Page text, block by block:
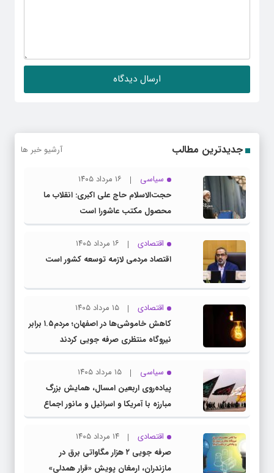
جدیدترین مطالب آرشیو خبر ها
سیاسی
۱۶ مرداد ۱۴۰۵
حجت‌الاسلام حاج علی اکبری: انقلاب ما
محصول مکتب عاشورا است
اقتصادی
۱۶ مرداد ۱۴۰۵
اقتصاد مردمی لازمه توسعه کشور است
اقتصادی
۱۵ مرداد ۱۴۰۵
کاهش خاموشی‌ها در اصفهان؛ مردم۱.۵ برابر
نیروگاه منتظری صرفه جویی کردند
سیاسی
۱۵ مرداد ۱۴۰۵
پیاده‌روی اربعین امسال، همایش بزرگ
مبارزه با آمریکا و اسرائیل و مانور اجماع
جبهه مقاومت و ملت‌های آزادی‌خواه در برابر
استکبار بود
اقتصادی
۱۴ مرداد ۱۴۰۵
صرفه جویی ۲ هزار مگاواتی برق در
مازندران، ارمغان پویش «قرار همدلی»